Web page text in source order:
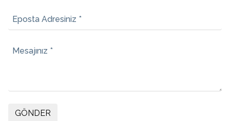
Eposta Adresiniz *
Mesajınız *
GÖNDER